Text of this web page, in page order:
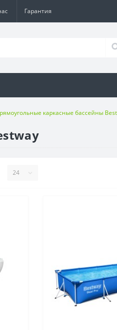
Гарантия
каркасные бассейны